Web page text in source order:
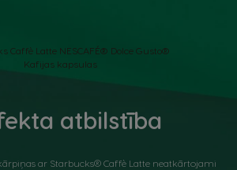
atbilstība
ar Starbucks® Caffè Latte neatkārtojami